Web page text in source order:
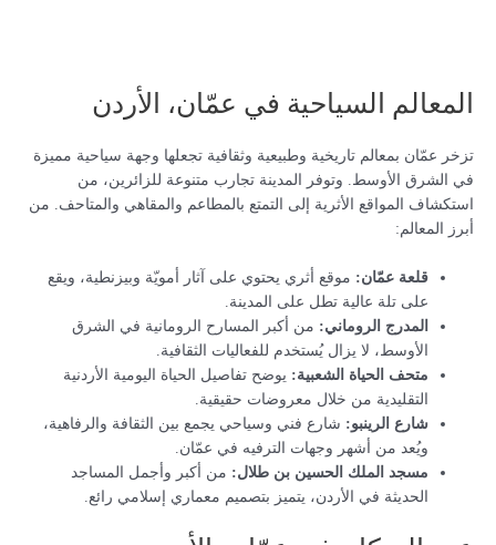
المعالم السياحية في عمّان، الأردن
تزخر عمّان بمعالم تاريخية وطبيعية وثقافية تجعلها وجهة سياحية مميزة
في الشرق الأوسط. وتوفر المدينة تجارب متنوعة للزائرين، من
استكشاف المواقع الأثرية إلى التمتع بالمطاعم والمقاهي والمتاحف. من
أبرز المعالم:
قلعة عمّان: موقع أثري يحتوي على آثار أمويّة وبيزنطية، ويقع
على تلة عالية تطل على المدينة.
المدرج الروماني: من أكبر المسارح الرومانية في الشرق
الأوسط، لا يزال يُستخدم للفعاليات الثقافية.
متحف الحياة الشعبية: يوضح تفاصيل الحياة اليومية الأردنية
التقليدية من خلال معروضات حقيقية.
شارع الرينبو: شارع فني وسياحي يجمع بين الثقافة والرفاهية،
ويُعد من أشهر وجهات الترفيه في عمّان.
مسجد الملك الحسين بن طلال: من أكبر وأجمل المساجد
الحديثة في الأردن، يتميز بتصميم معماري إسلامي رائع.